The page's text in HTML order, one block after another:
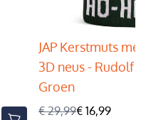
JAP Kerstmuts
3D neus - Rudolf
Groen
€ 29,99€ 16,99